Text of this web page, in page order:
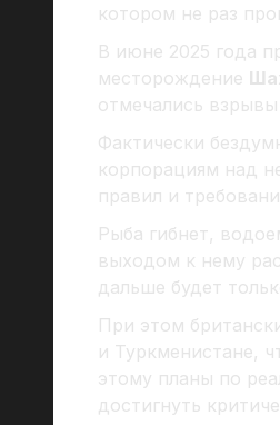
котором не раз
В июне 2025 года
месторождение
отмечались
Фактически
корпорациям над
правил и
Рыба гибнет,
выходом к нему
дальше будет
При этом
и Туркменистане,
этому планы по
достигнуть